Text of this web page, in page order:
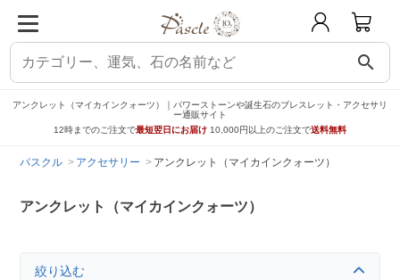
search
アンクレット（マイカインクォーツ）｜パワーストーンや誕生石のブレスレット・アクセサリ
ー通販サイト
12時までのご注文で最短翌日にお届け 10,000円以上のご注文で送料無料
パスクル アクセサリー アンクレット（マイカインクォーツ）
アンクレット（マイカインクォーツ）
絞り込む